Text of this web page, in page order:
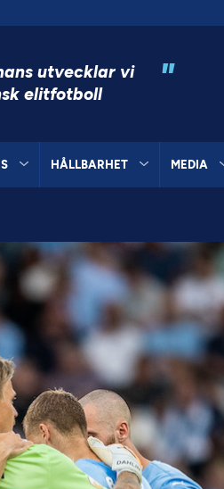
utvecklar vi
elitfotboll
"
HÅLLBARHET MEDIA